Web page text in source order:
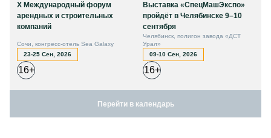
X Международный форум
арендных и строительных
компаний
Сочи, конгресс-отель Sea Galaxy
23-25 Сен, 2026
16+
Выставка «СпецМашЭкспо»
пройдёт в Челябинске 9–10
сентября
Челябинск, полигон завода «ДСТ
Урал»
09-10 Сен, 2026
16+
Перейти в календарь